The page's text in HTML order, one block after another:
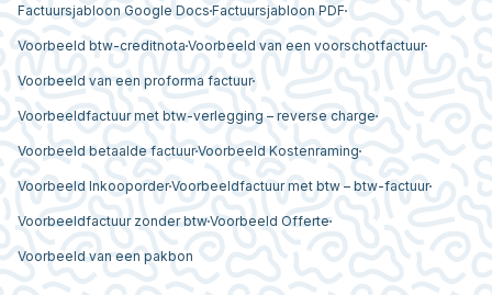
Factuursjabloon Google Docs Factuursjabloon PDF
Voorbeeld btw-creditnota Voorbeeld van een voorschotfactuur
Voorbeeld van een proforma factuur
Voorbeeldfactuur met btw-verlegging – reverse charge
Voorbeeld betaalde factuurVoorbeeld Kostenraming
Voorbeeld InkooporderVoorbeeldfactuur met btw – btw-factuur
Voorbeeldfactuur zonder btwVoorbeeld Offerte
Voorbeeld van een pakbon